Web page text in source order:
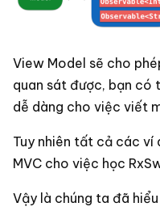
View Model sẽ cho
quan sát được, bạn có
dễ dàng cho việc viết
Tuy nhiên tất cả các ví
MVC cho việc học
Vậy là chúng ta đã